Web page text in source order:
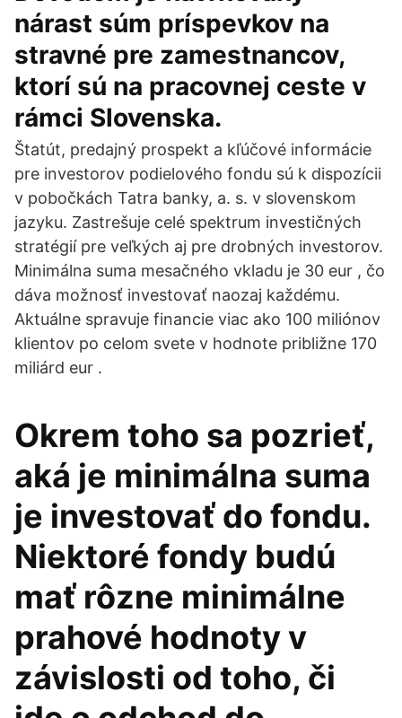
nárast súm príspevkov na
stravné pre zamestnancov,
ktorí sú na pracovnej ceste v
rámci Slovenska.
Štatút, predajný prospekt a kľúčové informácie
pre investorov podielového fondu sú k dispozícii
v pobočkách Tatra banky, a. s. v slovenskom
jazyku. Zastrešuje celé spektrum investičných
stratégií pre veľkých aj pre drobných investorov.
Minimálna suma mesačného vkladu je 30 eur , čo
dáva možnosť investovať naozaj každému.
Aktuálne spravuje financie viac ako 100 miliónov
klientov po celom svete v hodnote približne 170
miliárd eur .
Okrem toho sa pozrieť,
aká je minimálna suma
je investovať do fondu.
Niektoré fondy budú
mať rôzne minimálne
prahové hodnoty v
závislosti od toho, či